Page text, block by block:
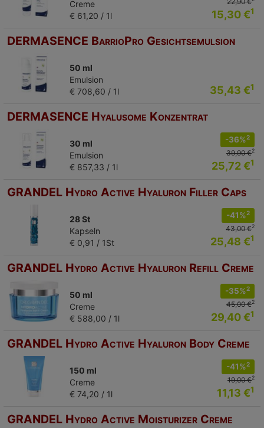
Creme
€ 61,20 / 1l
15,30 €1
DERMASENCE BarrioPro Gesichtsemulsion
50 ml
Emulsion
€ 708,60 / 1l
35,43 €1
DERMASENCE Hyalusome Konzentrat
30 ml
Emulsion
€ 857,33 / 1l
-36%2
39,90 €2
25,72 €1
GRANDEL Hydro Active Hyaluron Filler Caps
28 St
Kapseln
€ 0,91 / 1St
-41%2
43,00 €2
25,48 €1
GRANDEL Hydro Active Hyaluron Refill Creme
50 ml
Creme
€ 588,00 / 1l
-35%2
45,00 €2
29,40 €1
GRANDEL Hydro Active Hyaluron Body Creme
150 ml
Creme
€ 74,20 / 1l
-41%2
19,00 €2
11,13 €1
GRANDEL Hydro Active Moisturizer Creme